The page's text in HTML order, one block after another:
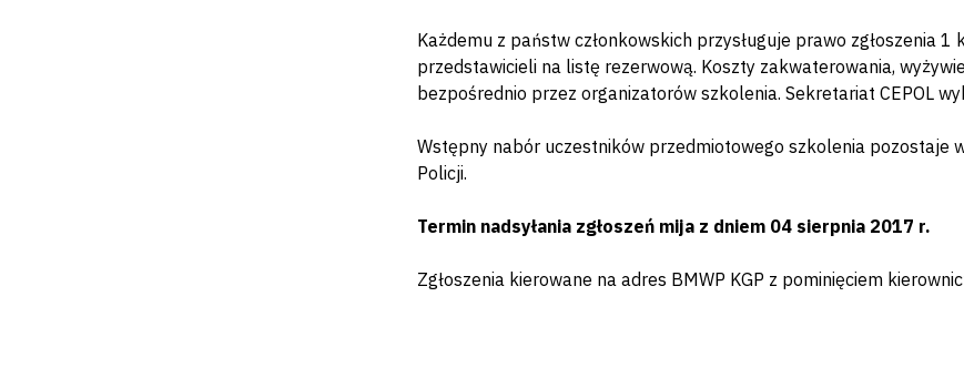
Każdemu z państw członkowskich przysługuje prawo zgłoszenia
przedstawicieli na listę rezerwową. Koszty zakwaterowania,
bezpośrednio przez organizatorów szkolenia. Sekretariat CEPOL
Wstępny nabór uczestników przedmiotowego szkolenia pozostaje
Policji.
Termin nadsyłania zgłoszeń mija z dniem 04 sierpnia 2017 r.
Zgłoszenia kierowane na adres BMWP KGP z pominięciem